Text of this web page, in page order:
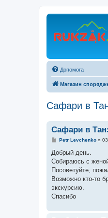
Допомога
Магазин
Сафари в
Сафари в
П
в
д
о
л
е
н
Petr Levchenko»
Добрый день.
Собираюсь с
Посоветуйте,
Возможно кто-то
экскурсию.
Спасибо